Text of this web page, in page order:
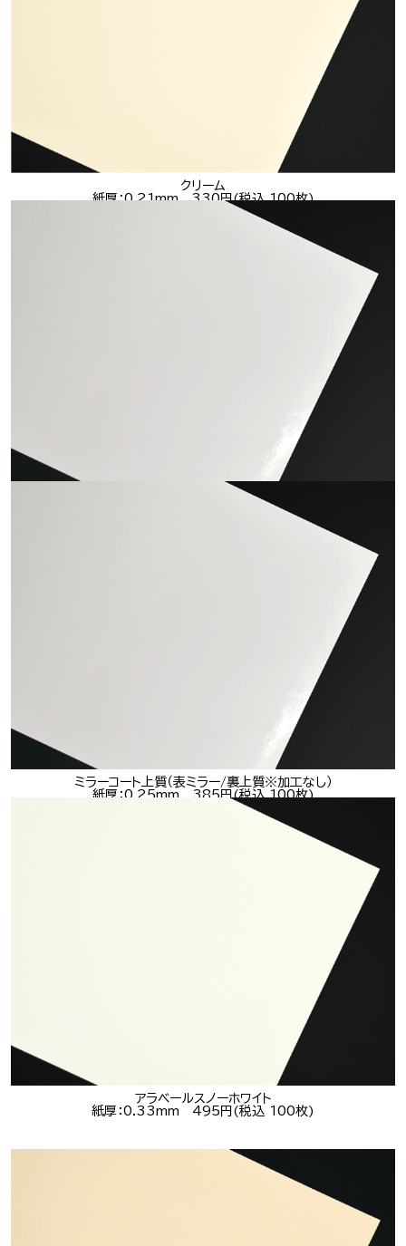
クリーム
紙厚：0.21mm 330円(税込 100枚)
ミラーコート（表ミラー/裏コート）
紙厚：0.28mm 385円(税込 100枚)
ミラーコート上質（表ミラー/裏上質※加工なし）
紙厚：0.25mm 385円(税込 100枚)
アラベールスノーホワイト
紙厚：0.33mm 495円(税込 100枚)